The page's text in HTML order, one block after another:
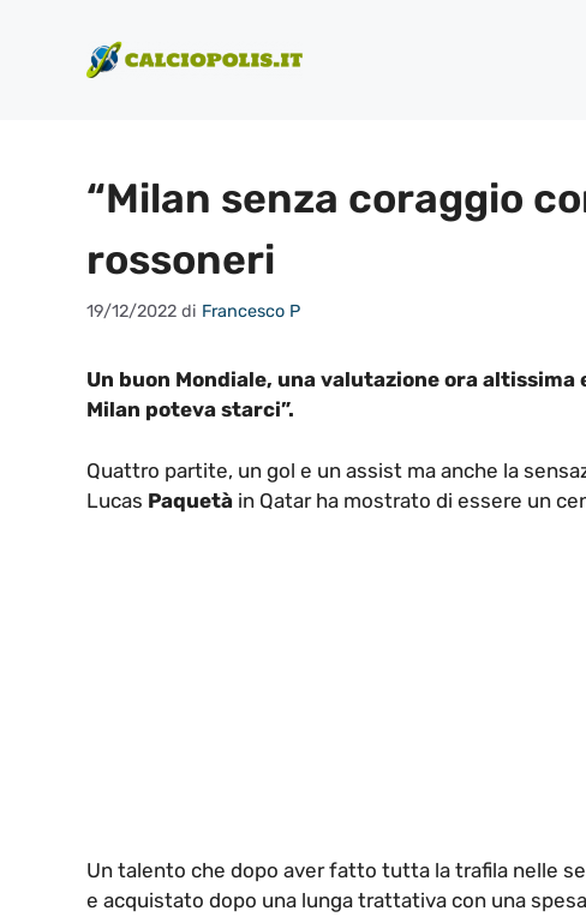
contenuto
“Milan senza coraggio
rossoneri
19/12/2022 di Francesco P
Un buon Mondiale, una valutazione ora
Milan poteva starci”.
Quattro partite, un gol e un assist ma anche la
Lucas Paquetà in Qatar ha mostrato di essere un
Un talento che dopo aver fatto tutta la trafila nelle
e acquistato dopo una lunga trattativa con una